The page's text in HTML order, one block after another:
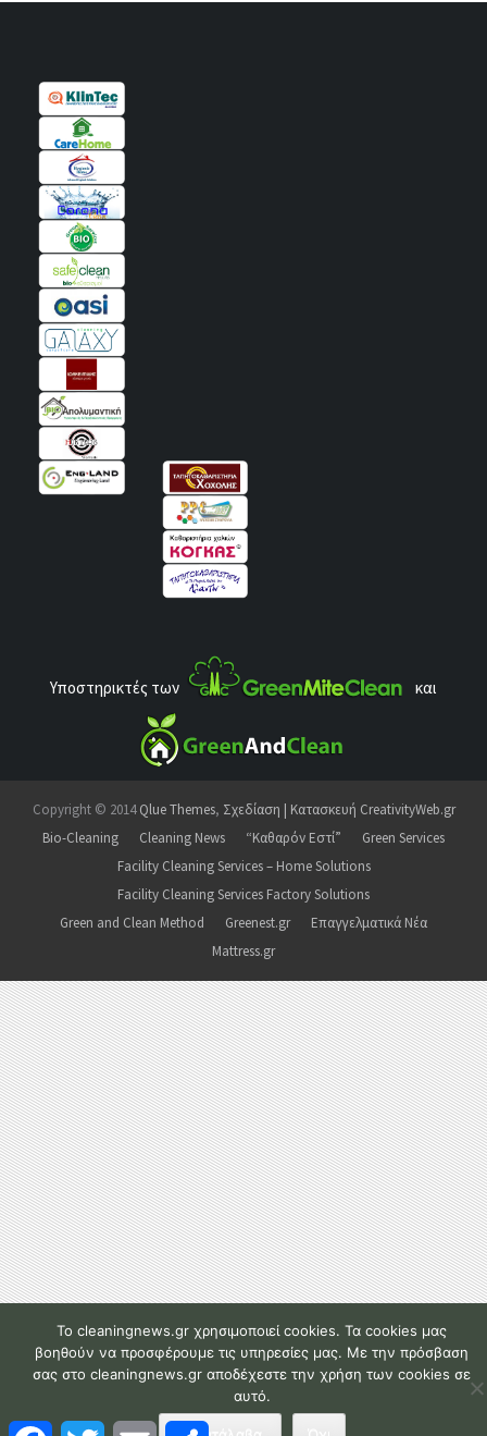
Υποστηρικτές των και
Copyright © 2014Qlue Themes, Σχεδίαση | Κατασκευή CreativityWeb.gr
Bio-Cleaning
Cleaning News “Καθαρόν Εστί”
Green Services
Facility Cleaning Services – Home Solutions
Facility Cleaning Services Factory Solutions
Green and Clean Method
Greenest.gr
Επαγγελματικά Νέα
Mattress.gr
T E
To cleaningnews.gr χρησιμοποιεί cookies. Τα cookies μας
βοηθούν να προσφέρουμε τις υπηρεσίες μας. Με την πρόσβαση
σας στο cleaningnews.gr αποδέχεστε την χρήση των cookies σε
αυτό.